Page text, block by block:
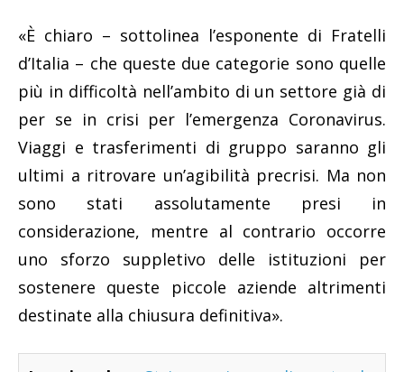
«È chiaro – sottolinea l’esponente di Fratelli
d’Italia – che queste due categorie sono quelle
più in difficoltà nell’ambito di un settore già di
per se in crisi per l’emergenza Coronavirus.
Viaggi e trasferimenti di gruppo saranno gli
ultimi a ritrovare un’agibilità precrisi. Ma non
sono stati assolutamente presi in
considerazione, mentre al contrario occorre
uno sforzo suppletivo delle istituzioni per
sostenere queste piccole aziende altrimenti
destinate alla chiusura definitiva».